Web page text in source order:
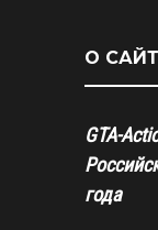
О
GTA-
года